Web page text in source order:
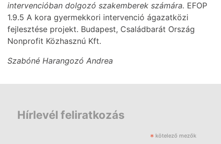
intervencióban dolgozó szakemberek számára. EFOP
1.9.5 A kora gyermekkori intervenció ágazatközi
fejlesztése projekt. Budapest, Családbarát Ország
Nonprofit Közhasznú Kft.
Szabóné Harangozó Andrea
Hírlevél feliratkozás
* kötelező mezők